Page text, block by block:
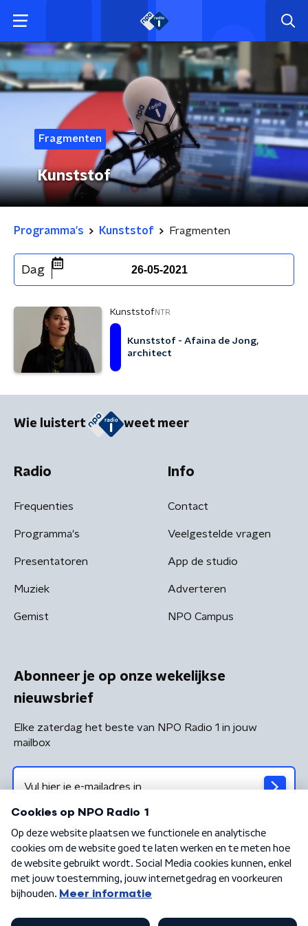
Fragmenten
Kunststof
Programma's Kunststof Fragmenten
Dag 26-05-2021
KunststofNTR
Kunststof - Afaina de Jong,
architect
Wie luistert weet meer
Radio
Frequenties
Programma's
Presentatoren
Muziek
Gemist
Info
Contact
Veelgestelde vragen
App de studio
Adverteren
NPO Campus
Abonneer je op onze wekelijkse
nieuwsbrief
Elke zaterdag het beste van NPO Radio 1 in jouw
mailbox
Algemene voorwaarden